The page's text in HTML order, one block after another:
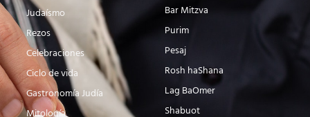
Judaísmo
Rezos
Celebraciones
Ciclo de vida
Gastronomía Judía
Bar Mitzva
Purim
Pesaj
Rosh haShana
Lag BaOmer
Shabuot